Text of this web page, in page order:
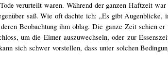
verurteilt waren. Während der ganzen Haftzeit
saß. Wie oft dachte ich: „Es gibt
Beobachtung ihm oblag. Die ganze Zeit schien
um die Eimer auszuwechseln, oder zur
sich schwer vorstellen, dass unter solchen